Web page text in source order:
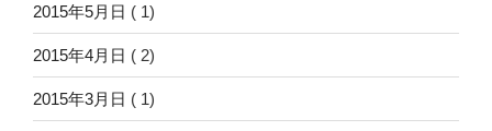
2015年5月日 ( 1)
2015年4月日 ( 2)
2015年3月日 ( 1)